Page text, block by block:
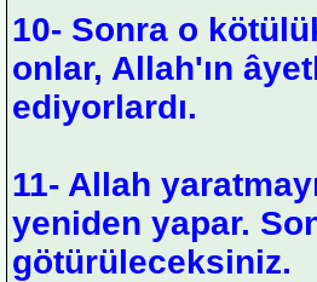
10- Sonra o
onlar, Allah'ın
ediyorlardı.
11- Allah
yeniden yapar.
götürüleceksiniz.